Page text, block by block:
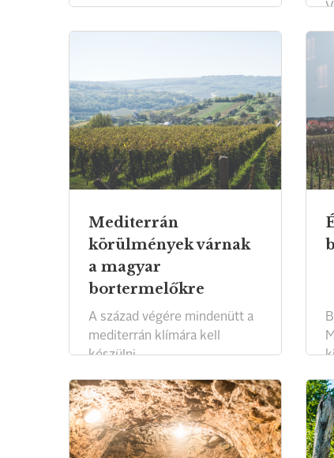
Mediterrán
körülmények várnak
a magyar
bortermelőkre
A század végére mindenütt a
mediterrán klímára kell
készülni.